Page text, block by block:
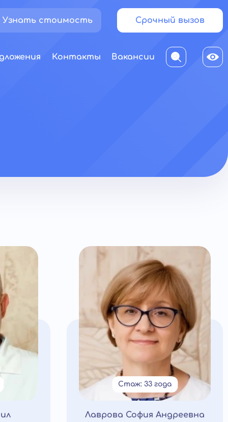
Узнать стоимость Срочный вызов
Контакты Вакансии
Стаж: 33 года
Лаврова София Андреевна